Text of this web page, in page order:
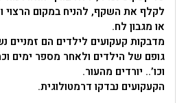
לקלף את השקף, להניח במקום הרצוי
או מגבון לח.
מדבקות קעקועים לילדים הם זמניים
גופם של הילדים ולאחר מספר ימים
וכו’.. יורדים מהעור.
הקעקועים נבדקו דרמטולוגית.